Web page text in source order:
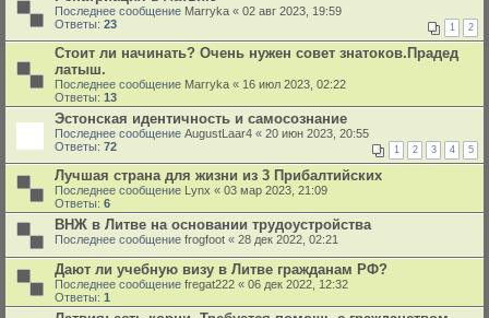
Последнее сообщение Marryka « 02 авг 2023, 19:59
Ответы: 23 1 2
Стоит ли начинать? Очень нужен совет знатоков.Прадед
латыш.
Последнее сообщение Marryka « 16 июл 2023, 02:22
Ответы: 13
Эстонская идентичность и самосознание
Последнее сообщение AugustLaar4 « 20 июн 2023, 20:55
Ответы: 72 1 2 3 4 5
Лучшая страна для жизни из 3 Прибалтийских
Последнее сообщение Lynx « 03 мар 2023, 21:09
Ответы: 6
ВНЖ в Литве на основании трудоустройства
Последнее сообщение frogfoot « 28 дек 2022, 02:21
Дают ли учебную визу в Литве гражданам РФ?
Последнее сообщение fregat222 « 06 дек 2022, 12:32
Ответы: 1